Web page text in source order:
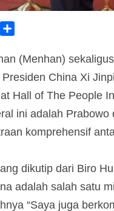
Facebook
(Menhan)
China Xi
Hall of The People
ini adalah
komprehensif
dikutip dari Biro
adalah salah satu
“Saya juga